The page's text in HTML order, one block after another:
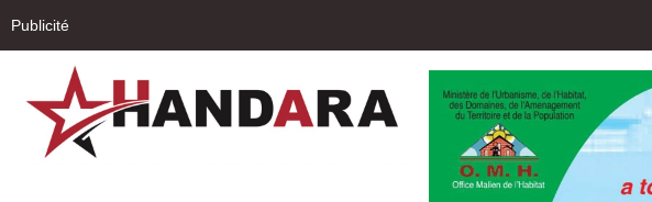
Publicité